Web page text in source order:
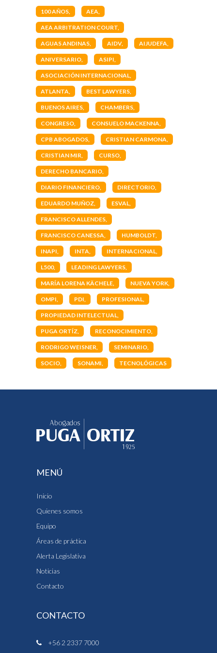
100 AÑOS AEA
AEA ARBITRATION COURT
AGUAS ANDINAS AIDV AIJUDEFA
ANIVERSARIO ASIPI
ASOCIACIÓN INTERNACIONAL
ATLANTA BEST LAWYERS
BUENOS AIRES CHAMBERS
CONGRESO CONSUELO MACKENNA
CPB ABOGADOS CRISTIAN CARMONA
CRISTIAN MIR CURSO
DERECHO BANCARIO
DIARIO FINANCIERO DIRECTORIO
EDUARDO MUÑOZ ESVAL
FRANCISCO ALLENDES
FRANCISCO CANESSA HUMBOLDT
INAPI INTA INTERNACIONAL
L500 LEADING LAWYERS
MARÍA LORENA KÄCHELE NUEVA YORK
OMPI PDI PROFESIONAL
PROPIEDAD INTELECTUAL
PUGA ORTÍZ RECONOCIMIENTO
RODRIGO WEISNER SEMINARIO
SOCIO SONAMI TECNOLÓGICAS
MENÚ
Inicio
Quienes somos
Equipo
Áreas de práctica
Alerta Legislativa
Noticias
Contacto
CONTACTO
+56 2 2337 7000